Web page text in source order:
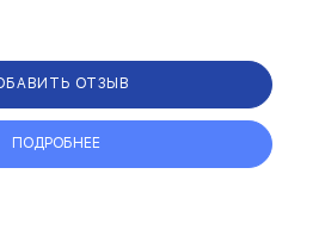
ОТЗЫВ
ПОДРОБНЕЕ